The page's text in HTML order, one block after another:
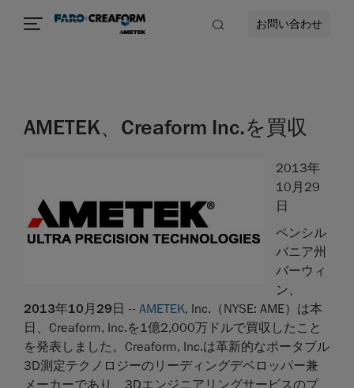
お問い合わせ
AMETEK、Creaform Inc.を買収
2013年
10月29
日
ペンシル
バニア州
バーウィ
ン、
2013年10月29日 -- AMETEK, Inc.（NYSE: AME）は本
日、Creaform, Inc.を1億2,000万ドルで買収したこと
を発表しました。Creaform, Inc.は革新的なポータブル
3D測定テクノロジーのリーディングデベロッパー兼